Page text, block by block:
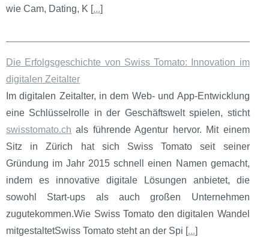
wie Cam, Dating, K [...]
Die Erfolgsgeschichte von Swiss Tomato: Innovation im
digitalen Zeitalter
Im digitalen Zeitalter, in dem Web- und App-Entwicklung
eine Schlüsselrolle in der Geschäftswelt spielen, sticht
swisstomato.ch als führende Agentur hervor. Mit einem
Sitz in Zürich hat sich Swiss Tomato seit seiner
Gründung im Jahr 2015 schnell einen Namen gemacht,
indem es innovative digitale Lösungen anbietet, die
sowohl Start-ups als auch großen Unternehmen
zugutekommen.Wie Swiss Tomato den digitalen Wandel
mitgestaltetSwiss Tomato steht an der Spi [...]